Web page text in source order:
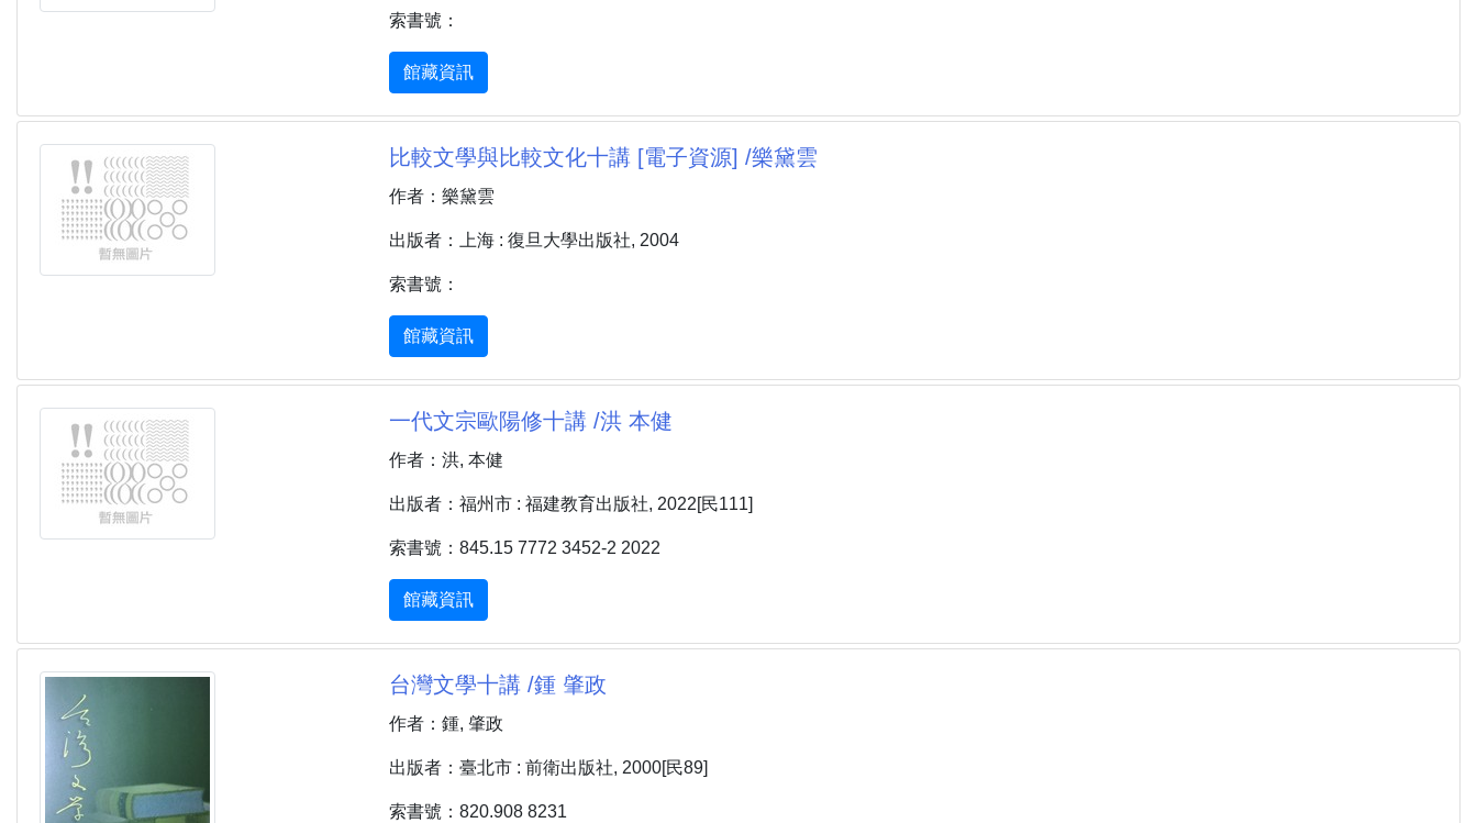
索書號：
館藏資訊
比較文學與比較文化十講 [電子資源] /樂黛雲
作者：樂黛雲
出版者：上海 : 復旦大學出版社, 2004
索書號：
館藏資訊
一代文宗歐陽修十講 /洪 本健
作者：洪, 本健
出版者：福州市 : 福建教育出版社, 2022[民111]
索書號：845.15 7772 3452-2 2022
館藏資訊
台灣文學十講 /鍾 肇政
作者：鍾, 肇政
出版者：臺北市 : 前衛出版社, 2000[民89]
索書號：820.908 8231